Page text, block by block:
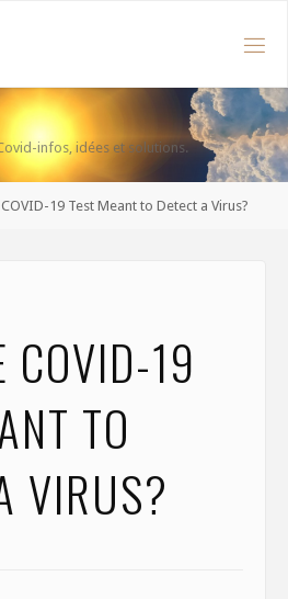
infos, idées et solutions.
19 Test Meant to Detect a Virus?
COVID-19
TO
VIRUS?